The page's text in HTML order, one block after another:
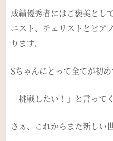
成績優秀者にはご褒美とし
ニスト、チェリストとピア
ります。
Sちゃんにとって全てが初
「挑戦したい！」と言って
さぁ、これからまた新しい